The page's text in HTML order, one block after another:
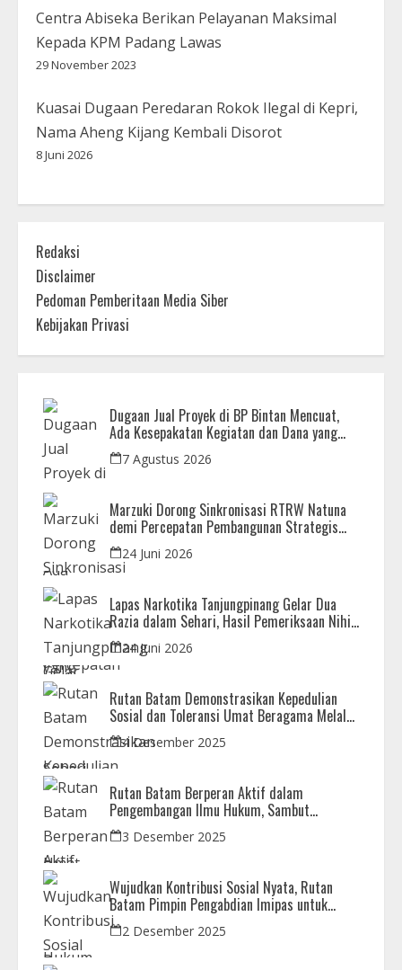
Centra Abiseka Berikan Pelayanan Maksimal
Kepada KPM Padang Lawas
29 November 2023
Kuasai Dugaan Peredaran Rokok Ilegal di Kepri,
Nama Aheng Kijang Kembali Disorot
8 Juni 2026
Redaksi
Disclaimer
Pedoman Pemberitaan Media Siber
Kebijakan Privasi
Dugaan Jual Proyek di BP Bintan Mencuat,
Ada Kesepakatan Kegiatan dan Dana yang
Dikembalikan
7 Agustus 2026
Marzuki Dorong Sinkronisasi RTRW Natuna
demi Percepatan Pembangunan Strategis
Daerah
24 Juni 2026
Lapas Narkotika Tanjungpinang Gelar Dua
Razia dalam Sehari, Hasil Pemeriksaan Nihil
Barang Terlarang
24 Juni 2026
Rutan Batam Demonstrasikan Kepedulian
Sosial dan Toleransi Umat Beragama Melalui
Doa Bersama Korban Bencana
4 Desember 2025
Rutan Batam Berperan Aktif dalam
Pengembangan Ilmu Hukum, Sambut
Kunjungan Observasi Mahasiswa UIB
3 Desember 2025
Wujudkan Kontribusi Sosial Nyata, Rutan
Batam Pimpin Pengabdian Imipas untuk
Negeri di Masjid Syahrom Ba’dawi
2 Desember 2025